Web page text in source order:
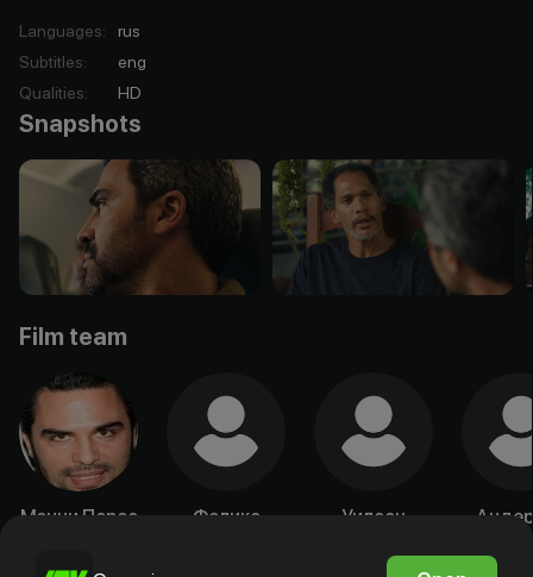
Languages:
rus
Subtitles:
eng
Qualities: HD
Snapshots
Film team
Мэнни Перес
Феликс
Уилсон
Actor